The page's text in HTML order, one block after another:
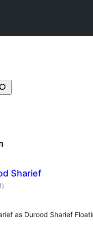
Sharief
Bewertungen
insgesamt
)
as Durood Sharief